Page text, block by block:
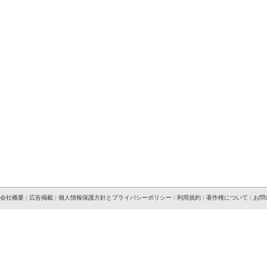
会社概要 | 広告掲載 | 個人情報保護方針とプライバシーポリシー | 利用規約 | 著作権について | お問